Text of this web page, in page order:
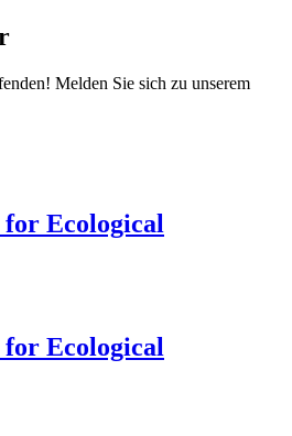
Melden Sie sich zu unserem
Ecological
Ecological